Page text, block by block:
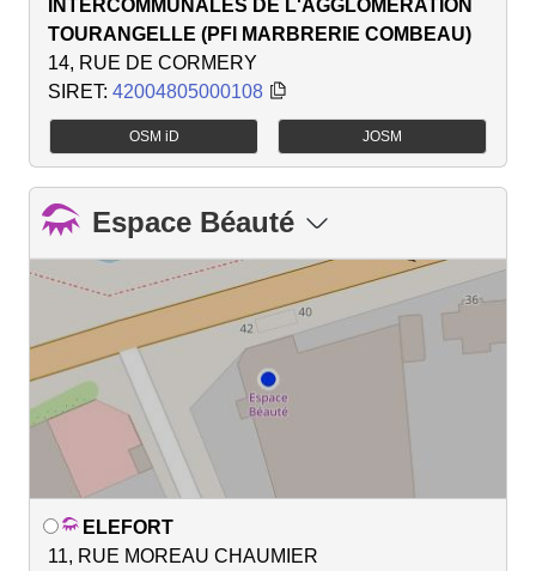
INTERCOMMUNALES DE L'AGGLOMERATION
TOURANGELLE (PFI MARBRERIE COMBEAU)
14, RUE DE CORMERY
SIRET: 42004805000108
OSM iD JOSM
Espace Béauté
ELEFORT
11, RUE MOREAU CHAUMIER